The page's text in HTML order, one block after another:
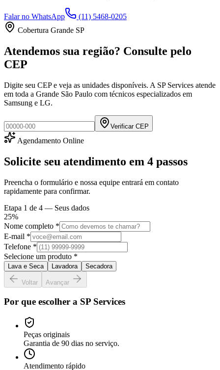
Falar no WhatsApp
(11) 5468-0205
Cobertura Grande SP
Atendemos sua região? Consulte pelo
CEP
Digite seu CEP e veja as unidades disponíveis. A SP Services atende
em toda a Grande São Paulo com técnicos especializados em
Samsung e LG.
Verificar CEP
Agendamento Online
Solicite seu atendimento em 4 passos
Preencha o formulário e nossa equipe entrará em contato
rapidamente para confirmar.
Etapa 1 de 4 — Seus dados
25%
Nome completo *
E-mail *
Telefone *
Selecione um produto *
Lava e Seca Lavadora Secadora
Voltar Avançar
Por que escolher a SP Services
Peças originais
Garantia de 90 dias no serviço.
Atendimento rápido